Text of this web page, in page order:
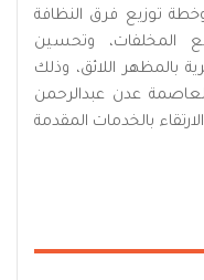
توزيع فرق النظافة
المخلفات، وتحسين
بالمظهر اللائق، وذلك
عدن عبدالرحمن
بالخدمات المقدمة